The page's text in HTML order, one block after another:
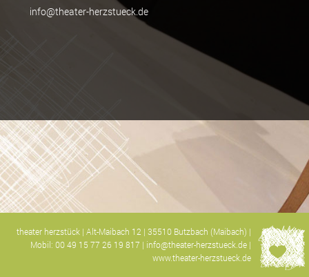
info@theater-herzstueck.de
theater herzstück | Alt-Maibach 12 | 35510 Butzbach (Maibach) |
Mobil: 00 49 15 77 26 19 817 | info@theater-herzstueck.de |
www.theater-herzstueck.de